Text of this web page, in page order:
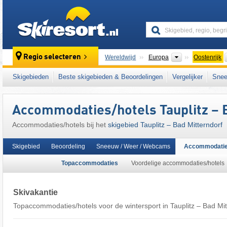
Regio selecteren Wereldwijd Europa Continenten
Oostenrijk
Dit skigebied ligt ook in: Schneebären Card
noordelijke deel van de oostelijke Alpen
Europese Unie
Skigebieden Beste skigebieden & Beoordelingen Vergelijker
Accommodaties/hotels Tauplitz –
Accommodaties/hotels bij het skigebied Tauplitz – Bad Mitterndorf
Skigebied Beoordeling Sneeuw / Weer / Webcams
Topaccommodaties Voordelige accommodaties/hotels
Skivakantie
Topaccommodaties/hotels voor de wintersport in Tauplitz – Bad